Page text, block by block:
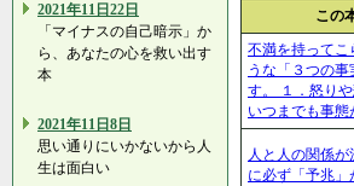
2021年11日22日
「マイナスの自己暗示」か
ら、あなたの心を救い出す
本
2021年11日8日
思い通りにいかないから人
生は面白い
この
不満を持ってこ
うな「３つの事
す。 １．怒り
いつまでも事態
人と人の関係
に必ず「予兆」